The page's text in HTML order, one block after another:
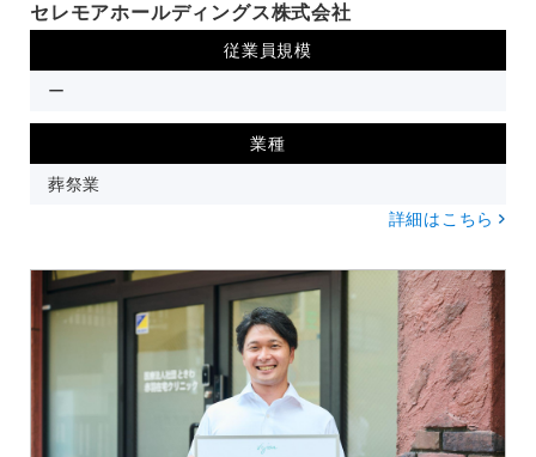
セレモアホールディングス株式会社
従業員規模
ー
業種
葬祭業
詳細はこちら